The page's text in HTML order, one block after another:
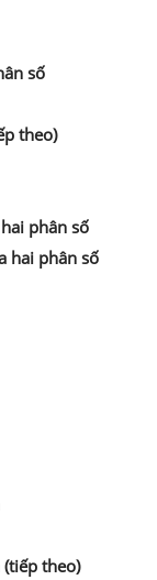
số
theo)
phân số
hai phân số
theo)